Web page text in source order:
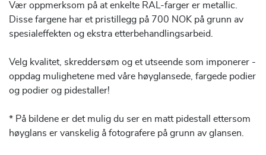
Vær oppmerksom på at enkelte RAL-farger er metallic.
Disse fargene har et pristillegg på 700 NOK på grunn av
spesialeffekten og ekstra etterbehandlingsarbeid.
Velg kvalitet, skreddersøm og et utseende som imponerer -
oppdag mulighetene med våre høyglansede, fargede podier
og podier og pidestaller!
* På bildene er det mulig du ser en matt pidestall ettersom
høyglans er vanskelig å fotografere på grunn av glansen.